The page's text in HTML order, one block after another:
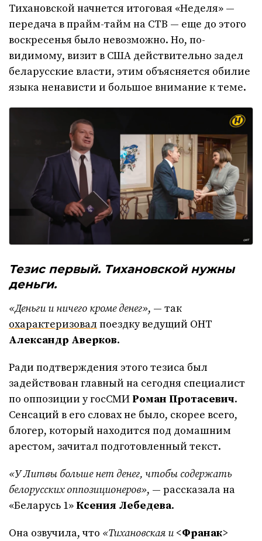
Тихановской начнется итоговая «Неделя» —
передача в прайм-тайм на СТВ — еще до этого
воскресенья было невозможно. Но, по-
видимому, визит в США действительно задел
беларусские власти, этим объясняется обилие
языка ненависти и большое внимание к теме.
Тезис первый. Тихановской нужны
деньги.
«Деньги и ничего кроме денег», — так
охарактеризовал поездку ведущий ОНТ
Александр Аверков.
Ради подтверждения этого тезиса был
задействован главный на сегодня специалист
по оппозиции у госСМИ Роман Протасевич.
Сенсаций в его словах не было, скорее всего,
блогер, который находится под домашним
арестом, зачитал подготовленный текст.
«У Литвы больше нет денег, чтобы содержать
белорусских оппозиционеров», — рассказала на
«Беларусь 1» Ксения Лебедева.
Она озвучила, что «Тихановская и<Франак>